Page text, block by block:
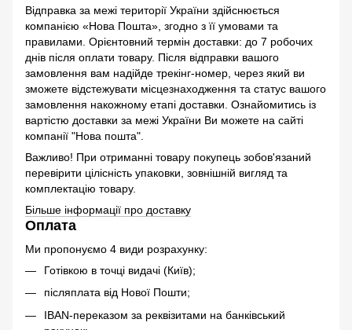
Відправка за межі території України здійснюється
компанією «Нова Пошта», згодно з її умовами та
правилами. Орієнтовний термін доставки: до 7 робочих
днів після оплати товару. Після відправки вашого
замовлення вам надійде трекінг-номер, через який ви
зможете відстежувати місцезнаходження та статус вашого
замовлення накожному етапі доставки. Ознайомитись із
вартістю доставки за межі України Ви можете на сайті
компанії "Нова пошта".
Важливо! При отриманні товару покупець зобов'язаний
перевірити цілісність упаковки, зовнішній вигляд та
комплектацію товару.
Більше інформації про доставку
Оплата
Ми пропонуємо 4 види розрахунку:
Готівкою в точці видачі (Київ);
післяплата від Нової Пошти;
IBAN-переказом за реквізитами на банківський